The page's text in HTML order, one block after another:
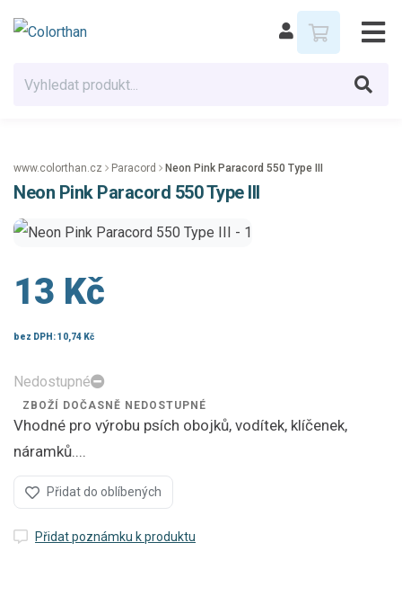
www.colorthan.cz Paracord Neon Pink Paracord 550 Type III
Neon Pink Paracord 550 Type III
Vhodné pro výrobu psích obojků, vodítek, klíčenek,
náramků....
13 Kč
bez DPH:10,74 Kč
Přidat do oblíbených
Přidat poznámku k produktu
Nedostupné
ZBOŽÍ DOČASNĚ NEDOSTUPNÉ